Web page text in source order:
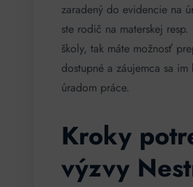
zaradený do evidencie na
ste rodič na materskej
školy, tak máte možnosť
dostupné a záujemca sa
úradom práce.
Kroky
výzvy